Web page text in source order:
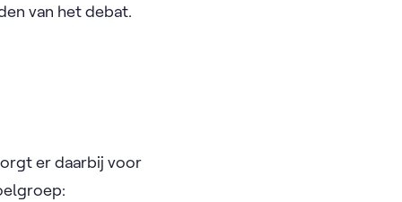
van het debat.
er daarbij voor